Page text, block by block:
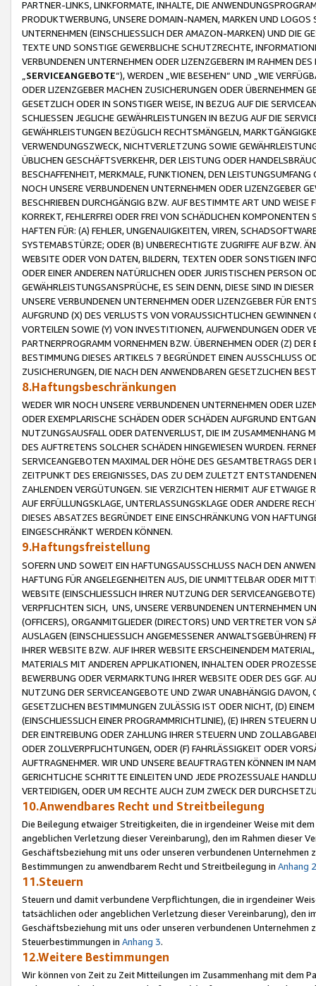
PARTNER-LINKS, LINKFORMATE, INHALTE, DIE
PRODUKTWERBUNG, UNSERE DOMAIN-NAMEN, MARKEN UND
UNTERNEHMEN (EINSCHLIESSLICH DER AMAZON-MARKEN) UND DIE
TEXTE UND SONSTIGE GEWERBLICHE SCHUTZRECHTE,
VERBUNDENEN UNTERNEHMEN ODER LIZENZGEBERN IM RAHMEN
SERVICEANGEBOTE“), WERDEN „WIE BESEHEN“ UND „WIE
ODER LIZENZGEBER MACHEN ZUSICHERUNGEN ODER ÜBERNEHMEN
GESETZLICH ODER IN SONSTIGER WEISE, IN BEZUG AUF DIE
SCHLIESSEN JEGLICHE GEWÄHRLEISTUNGEN IN BEZUG AUF DIE
GEWÄHRLEISTUNGEN BEZÜGLICH RECHTSMÄNGELN,
VERWENDUNGSZWECK, NICHTVERLETZUNG SOWIE
ÜBLICHEN GESCHÄFTSVERKEHR, DER LEISTUNG ODER
BESCHAFFENHEIT, MERKMALE, FUNKTIONEN, DEN
NOCH UNSERE VERBUNDENEN UNTERNEHMEN ODER LIZENZGEBER
BESCHRIEBEN DURCHGÄNGIG BZW. AUF BESTIMMTE ART UND
KORREKT, FEHLERFREI ODER FREI VON SCHÄDLICHEN
HAFTEN FÜR: (A) FEHLER, UNGENAUIGKEITEN, VIREN,
SYSTEMABSTÜRZE; ODER (B) UNBERECHTIGTE ZUGRIFFE AUF BZW.
WEBSITE ODER VON DATEN, BILDERN, TEXTEN ODER SONSTIGEN
ODER EINER ANDEREN NATÜRLICHEN ODER JURISTISCHEN PERSON
GEWÄHRLEISTUNGSANSPRÜCHE, ES SEIN DENN, DIESE SIND IN
UNSERE VERBUNDENEN UNTERNEHMEN ODER LIZENZGEBER FÜR
AUFGRUND (X) DES VERLUSTS VON VORAUSSICHTLICHEN
VORTEILEN SOWIE (Y) VON INVESTITIONEN, AUFWENDUNGEN ODER
PARTNERPROGRAMM VORNEHMEN BZW. ÜBERNEHMEN ODER (Z)
BESTIMMUNG DIESES ARTIKELS 7 BEGRÜNDET EINEN AUSSCHLUSS
ZUSICHERUNGEN, DIE NACH DEN ANWENDBAREN GESETZLICHEN
8.Haftungsbeschränkungen
WEDER WIR NOCH UNSERE VERBUNDENEN UNTERNEHMEN ODER
ODER EXEMPLARISCHE SCHÄDEN ODER SCHÄDEN AUFGRUND
NUTZUNGSAUSFALL ODER DATENVERLUST, DIE IM ZUSAMMENHANG
DES AUFTRETENS SOLCHER SCHÄDEN HINGEWIESEN WURDEN.
SERVICEANGEBOTEN MAXIMAL DER HÖHE DES GESAMTBETRAGS
ZEITPUNKT DES EREIGNISSES, DAS ZU DEM ZULETZT
ZAHLENDEN VERGÜTUNGEN. SIE VERZICHTEN HIERMIT AUF
AUF ERFÜLLUNGSKLAGE, UNTERLASSUNGSKLAGE ODER ANDERE
DIESES ABSATZES BEGRÜNDET EINE EINSCHRÄNKUNG VON
EINGESCHRÄNKT WERDEN KÖNNEN.
9.Haftungsfreistellung
SOFERN UND SOWEIT EIN HAFTUNGSAUSSCHLUSS NACH DEN
HAFTUNG FÜR ANGELEGENHEITEN AUS, DIE UNMITTELBAR ODER
WEBSITE (EINSCHLIESSLICH IHRER NUTZUNG DER
VERPFLICHTEN SICH, UNS, UNSERE VERBUNDENEN UNTERNEHMEN
(OFFICERS), ORGANMITGLIEDER (DIRECTORS) UND VERTRETER VON
AUSLAGEN (EINSCHLIESSLICH ANGEMESSENER
IHRER WEBSITE BZW. AUF IHRER WEBSITE ERSCHEINENDEM
MATERIALS MIT ANDEREN APPLIKATIONEN, INHALTEN ODER
BEWERBUNG ODER VERMARKTUNG IHRER WEBSITE ODER DES GGF.
NUTZUNG DER SERVICEANGEBOTE UND ZWAR UNABHÄNGIG
GESETZLICHEN BESTIMMUNGEN ZULÄSSIG IST ODER NICHT, (D)
(EINSCHLIESSLICH EINER PROGRAMMRICHTLINIE), (E) IHREN
DER EINTREIBUNG ODER ZAHLUNG IHRER STEUERN UND
ODER ZOLLVERPFLICHTUNGEN, ODER (F) FAHRLÄSSIGKEIT ODER
AUFTRAGNEHMER. WIR UND UNSERE BEAUFTRAGTEN KÖNNEN IM
GERICHTLICHE SCHRITTE EINLEITEN UND JEDE PROZESSUALE
VERTEIDIGEN, ODER UM RECHTE AUCH ZUM ZWECK DER
10.Anwendbares Recht und Streitbeilegung
Die Beilegung etwaiger Streitigkeiten, die in irgendeiner Weise mit
angeblichen Verletzung dieser Vereinbarung), den im Rahmen dieser
Geschäftsbeziehung mit uns oder unseren verbundenen
Bestimmungen zu anwendbarem Recht und Streitbeilegung in Anhang 2
11.Steuern
Steuern und damit verbundene Verpflichtungen, die in irgendeiner
tatsächlichen oder angeblichen Verletzung dieser Vereinbarung), den
Geschäftsbeziehung mit uns oder unseren verbundenen
Steuerbestimmungen in Anhang 3.
12.Weitere Bestimmungen
Wir können von Zeit zu Zeit Mitteilungen im Zusammenhang mit dem